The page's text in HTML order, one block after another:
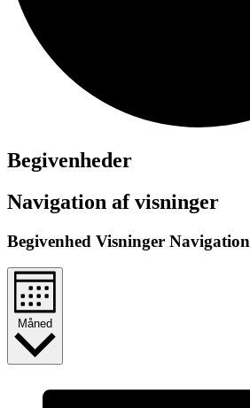
Begivenheder
Navigation af visninger
Begivenhed Visninger Navigation
Måned